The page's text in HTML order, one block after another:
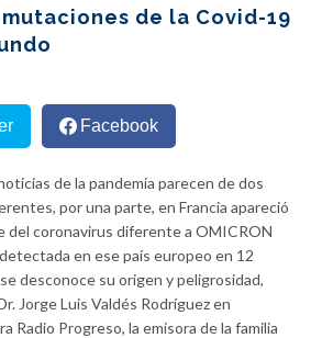
mutaciones de la Covid-19
Facebook
de la pandemia parecen de dos
por una parte, en Francia apareció
del coronavirus diferente a OMICRON
en ese país europeo en 12
desconoce su origen y peligrosidad,
Jorge Luis Valdés Rodríguez en
Radio Progreso, la emisora de la familia